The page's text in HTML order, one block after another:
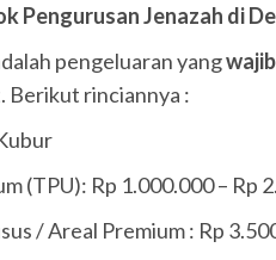
Pengurusan Jenazah di
pengeluaran yangwajib
Berikut rinciannya :
(TPU): Rp 1.000.000 – Rp
/ Areal Premium : Rp